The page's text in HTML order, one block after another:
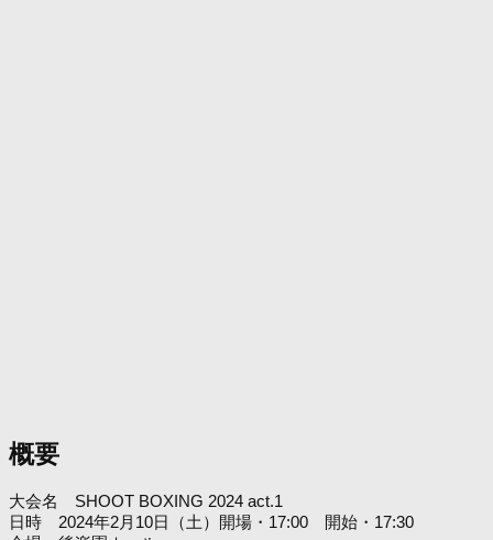
概要
大会名 SHOOT BOXING 2024 act.1
日時 2024年2月10日（土）開場・17:00 開始・17:30